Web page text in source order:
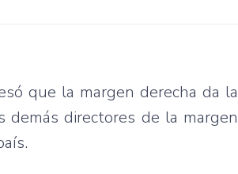
que la margen derecha da la
demás directores de la margen